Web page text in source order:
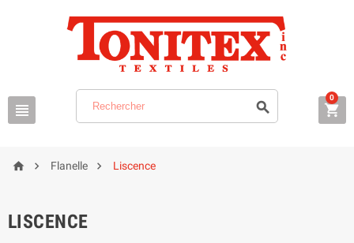
  
0
  Flanelle  Liscence
LISCENCE